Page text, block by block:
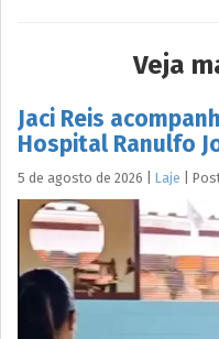
Veja
Jaci Reis
Hospital Ranulfo
5 de agosto de 2026 Laje